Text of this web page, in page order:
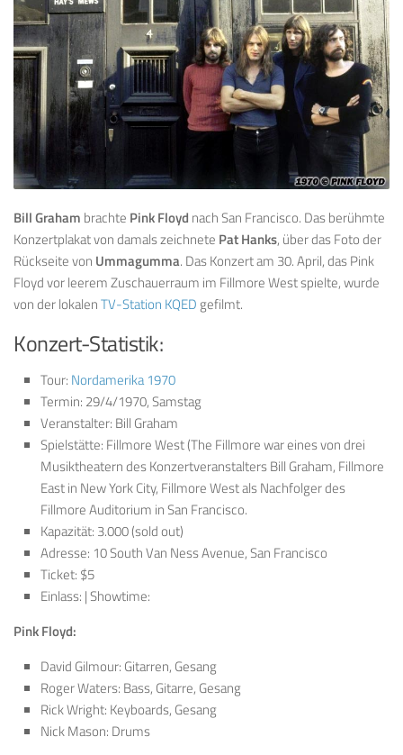
Bill Graham brachte Pink Floyd nach San Francisco. Das berühmte
Konzertplakat von damals zeichnete Pat Hanks, über das Foto der
Rückseite von Ummagumma. Das Konzert am 30. April, das Pink
Floyd vor leerem Zuschauerraum im Fillmore West spielte, wurde
von der lokalenTV-Station KQED gefilmt.
Konzert-Statistik:
Tour: Nordamerika 1970
Termin: 29/4/1970, Samstag
Veranstalter: Bill Graham
Spielstätte: Fillmore West (The Fillmore war eines von drei
Musiktheatern des Konzertveranstalters Bill Graham, Fillmore
East in New York City, Fillmore West als Nachfolger des
Fillmore Auditorium in San Francisco.
Kapazität: 3.000 (sold out)
Adresse: 10 South Van Ness Avenue, San Francisco
Ticket: $5
Einlass: | Showtime:
Pink Floyd:
David Gilmour: Gitarren, Gesang
Roger Waters: Bass, Gitarre, Gesang
Rick Wright: Keyboards, Gesang
Nick Mason: Drums